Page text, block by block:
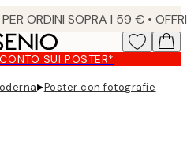
SUI POSTER*
▸Poster con fotografie